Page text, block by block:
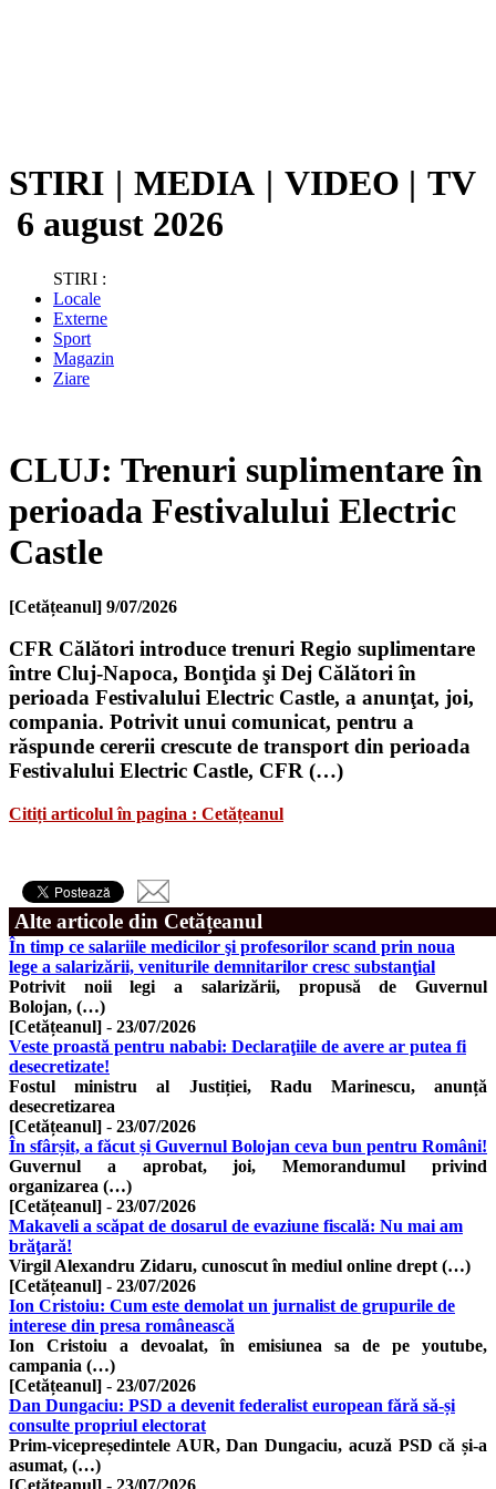
STIRI | MEDIA | VIDEO | TV
6 august 2026
STIRI :
Locale
Externe
Sport
Magazin
Ziare
CLUJ: Trenuri suplimentare în
perioada Festivalului Electric
Castle
[Cetățeanul] 9/07/2026
CFR Călători introduce trenuri Regio suplimentare
între Cluj-Napoca, Bonţida şi Dej Călători în
perioada Festivalului Electric Castle, a anunţat, joi,
compania. Potrivit unui comunicat, pentru a
răspunde cererii crescute de transport din perioada
Festivalului Electric Castle, CFR (…)
Citiți articolul în pagina : Cetățeanul
Alte articole din Cetățeanul
În timp ce salariile medicilor şi profesorilor scand prin noua
lege a salarizării, veniturile demnitarilor cresc substanţial
Potrivit noii legi a salarizării, propusă de Guvernul
Bolojan, (…)
[Cetățeanul] - 23/07/2026
Veste proastă pentru nababi: Declaraţiile de avere ar putea fi
desecretizate!
Fostul ministru al Justiției, Radu Marinescu, anunță
desecretizarea
[Cetățeanul] - 23/07/2026
În sfârșit, a făcut și Guvernul Bolojan ceva bun pentru Români!
Guvernul a aprobat, joi, Memorandumul privind
organizarea (…)
[Cetățeanul] - 23/07/2026
Makaveli a scăpat de dosarul de evaziune fiscală: Nu mai am
brăţară!
Virgil Alexandru Zidaru, cunoscut în mediul online drept (…)
[Cetățeanul] - 23/07/2026
Ion Cristoiu: Cum este demolat un jurnalist de grupurile de
interese din presa românească
Ion Cristoiu a devoalat, în emisiunea sa de pe youtube,
campania (…)
[Cetățeanul] - 23/07/2026
Dan Dungaciu: PSD a devenit federalist european fără să-și
consulte propriul electorat
Prim-vicepreședintele AUR, Dan Dungaciu, acuză PSD că și-a
asumat, (…)